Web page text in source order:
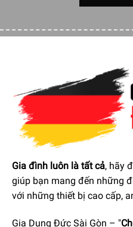
màu sắc titan xám bạc
nhiều vị trí trong nhà.
, mang đến độ
thẩm mỹ lâu dài.
Gia đình luôn là tất cả, hãy
giúp bạn mang đến những
với những thiết bị cao cấp,
Gia Dụng Đức Sài Gòn – "